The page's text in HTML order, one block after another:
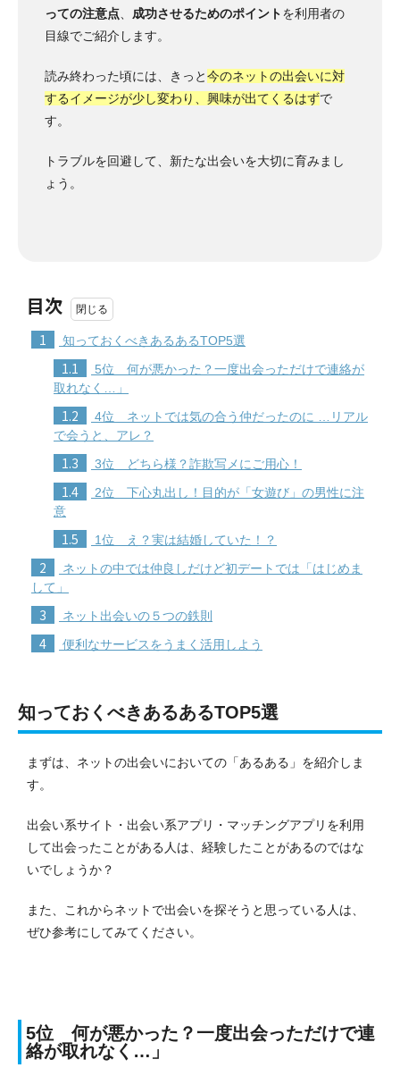
っての注意点、 成功させるためのポイントを利用者の
目線でご紹介します。
読み終わった頃には、きっと今のネットの出会いに対
するイメージが少し変わり、興味が出てくるはずで
す。
トラブルを回避して、新たな出会いを大切に育みまし
ょう。
目次
1 知っておくべきあるあるTOP5選
1.1
5位 何が悪かった？一度出会っただけで連絡が
取れなく…」
1.2
4位 ネットでは気の合う仲だったのに …リアル
で会うと、アレ？
1.3 3位 どちら様？詐欺写メにご用心！
1.4
2位 下心丸出し！目的が「女遊び」の男性に注
意
1.5 1位 え？実は結婚していた！？
2
ネットの中では仲良しだけど初デートでは「はじめま
して」
3 ネット出会いの５つの鉄則
4 便利なサービスをうまく活用しよう
知っておくべきあるあるTOP5選
まずは、ネットの出会いにおいての「あるある」を紹介しま
す。
出会い系サイト・出会い系アプリ・マッチングアプリを利用
して出会ったことがある人は、経験したことがあるのではな
いでしょうか？
また、これからネットで出会いを探そうと思っている人は、
ぜひ参考にしてみてください。
5位 何が悪かった？一度出会っただけで連
絡が取れなく…」